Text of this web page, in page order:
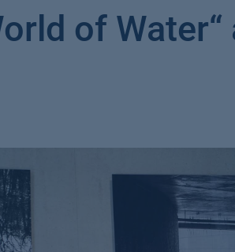
of Water“